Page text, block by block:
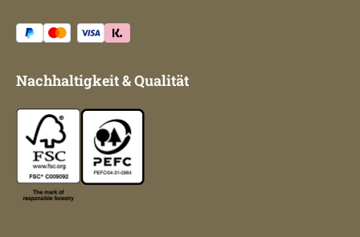
Nachhaltigkeit & Qualität